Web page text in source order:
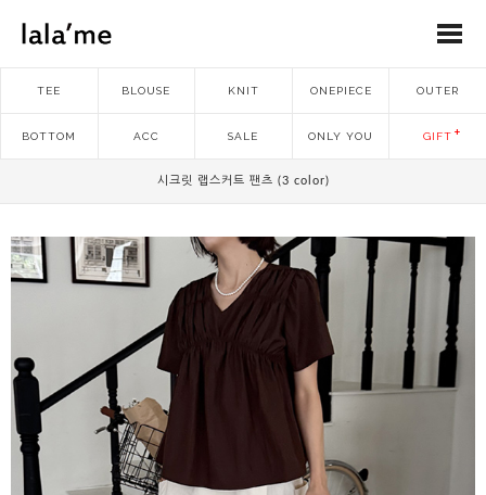
TEE BLOUSE KNIT ONEPIECE OUTER
BOTTOM ACC SALE ONLY YOU GIFT
시크릿 랩스커트 팬츠 (3 color)